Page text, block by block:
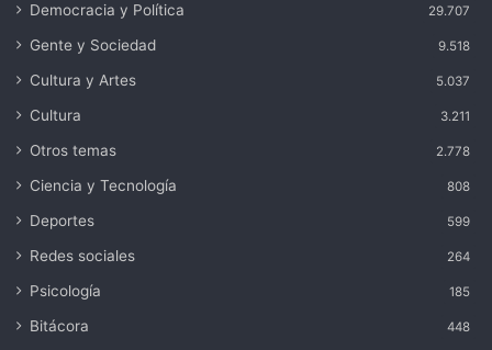
Democracia y Política 29.707
Gente y Sociedad 9.518
Cultura y Artes 5.037
Cultura 3.211
Otros temas 2.778
Ciencia y Tecnología 808
Deportes 599
Redes sociales 264
Psicología 185
Bitácora 448